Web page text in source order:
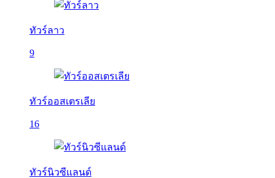
ทัวร์ลาว
9
ทัวร์ออสเตรเลีย
16
ทัวร์นิวซีแลนด์